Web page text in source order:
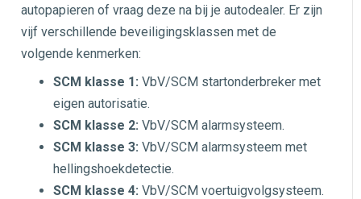
autopapieren of vraag deze na bij je autodealer. Er zijn
vijf verschillende beveiligingsklassen met de
volgende kenmerken:
SCM klasse 1: VbV/SCM startonderbreker met
eigen autorisatie.
SCM klasse 2: VbV/SCM alarmsysteem.
SCM klasse 3: VbV/SCM alarmsysteem met
hellingshoekdetectie.
SCM klasse 4: VbV/SCM voertuigvolgsysteem.